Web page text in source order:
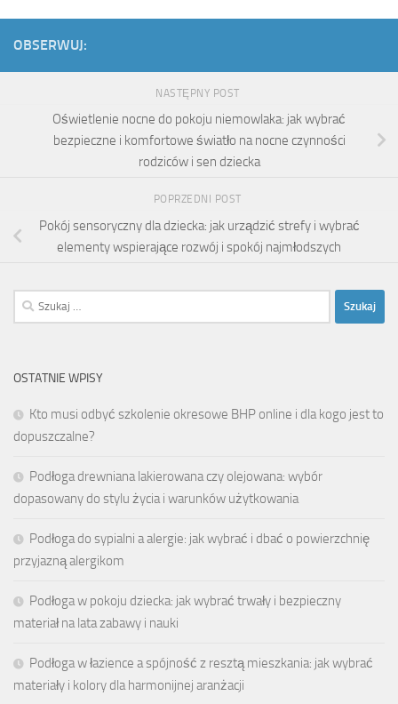
OBSERWUJ:
NASTĘPNY POST
Oświetlenie nocne do pokoju niemowlaka: jak wybrać
bezpieczne i komfortowe światło na nocne czynności
rodziców i sen dziecka
POPRZEDNI POST
Pokój sensoryczny dla dziecka: jak urządzić strefy i wybrać
elementy wspierające rozwój i spokój najmłodszych
Szukaj:
OSTATNIE WPISY
Kto musi odbyć szkolenie okresowe BHP online i dla kogo jest to
dopuszczalne?
Podłoga drewniana lakierowana czy olejowana: wybór
dopasowany do stylu życia i warunków użytkowania
Podłoga do sypialni a alergie: jak wybrać i dbać o powierzchnię
przyjazną alergikom
Podłoga w pokoju dziecka: jak wybrać trwały i bezpieczny
materiał na lata zabawy i nauki
Podłoga w łazience a spójność z resztą mieszkania: jak wybrać
materiały i kolory dla harmonijnej aranżacji